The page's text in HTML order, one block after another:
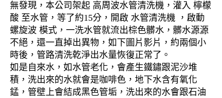
無發現，本公司架起 高周波水管清洗機，灌入 檸檬
酸 至水管，等了約15分，開啟 水管清洗機 ，啟動
螺旋波 模式，一洗水管就流出棕色髒水，髒水源源
不絕，還一直掉出異物，如下圖片影片，約兩個小
時後，管路清洗乾淨出水量恢復正常了。
如是自來水，如水管老化，會產生鐵鏽跟泥沙堆
積，洗出來的水就會是咖啡色，地下水含有氧化
錳，管壁上會結成黑色管垢，洗出來的水會跟石油